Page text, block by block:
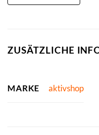
ZUSÄTZLICHE
MARKE aktivshop